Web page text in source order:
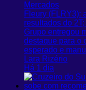
Mercados
Fleury (FLRY3):
resultados do
Grupo entregou
destaque para o
esperado e
Lara Rizério
Há 1 dia